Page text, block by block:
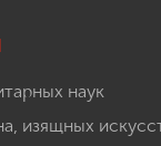
наук
изящных